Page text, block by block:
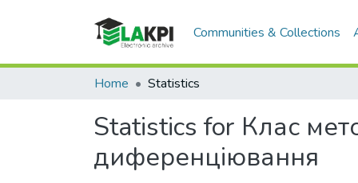
Communities & Collections
Home Statistics
Statistics for Клас
диференціювання